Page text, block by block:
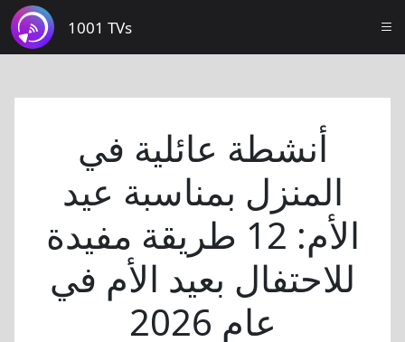
1001 TVs
أنشطة عائلية في
المنزل بمناسبة عيد
الأم: 12 طريقة مفيدة
للاحتفال بعيد الأم في
عام 2026